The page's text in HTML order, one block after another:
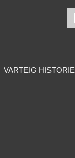
VARTEIG